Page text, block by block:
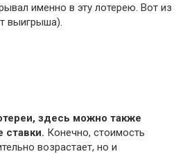
именно в эту лотерею. Вот из
выигрыша).
здесь можно также
ставки. Конечно, стоимость
возрастает, но и